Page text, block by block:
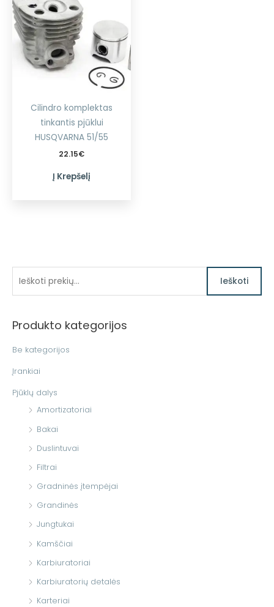
k
i
Ieškoti
Produkto kategorijos
Be kategorijos
Įrankiai
Pjūklų dalys
Amortizatoriai
Bakai
Duslintuvai
Filtrai
Gradninės įtempėjai
Grandinės
Jungtukai
Kamščiai
Karbiuratoriai
Karbiuratorių detalės
Karteriai
Cilindro komplektas
tinkantis pjūklui
HUSQVARNA 51/55
22.15€
Į Krepšelį